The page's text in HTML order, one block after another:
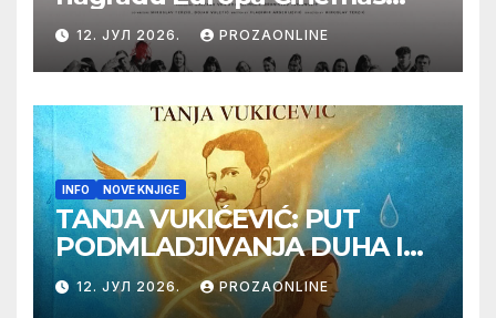
Label na Filmskom festivalu
u Karlovim Varima
12. ЈУЛ 2026. PROZAONLINE
INFO NOVE KNJIGE
TANJA VUKIĆEVIĆ: PUT
PODMLADJIVANJA DUHA I
TELA SA TESLOM
12. ЈУЛ 2026. PROZAONLINE